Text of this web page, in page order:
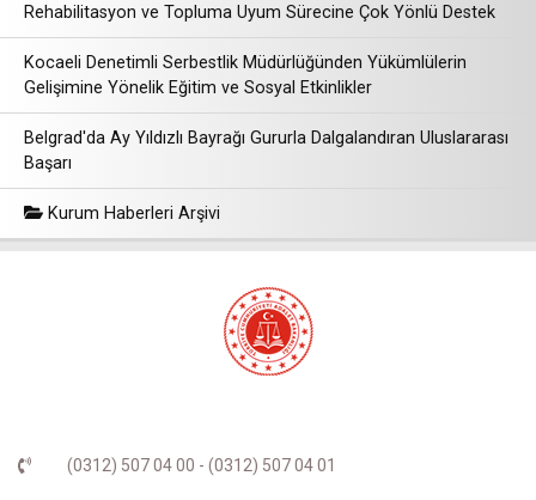
Rehabilitasyon ve Topluma Uyum Sürecine Çok Yönlü Destek
Kocaeli Denetimli Serbestlik Müdürlüğünden Yükümlülerin
Gelişimine Yönelik Eğitim ve Sosyal Etkinlikler
Belgrad'da Ay Yıldızlı Bayrağı Gururla Dalgalandıran Uluslararası
Başarı
Kurum Haberleri Arşivi
(0312) 507 04 00 - (0312) 507 04 01